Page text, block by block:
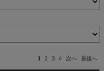
1 2 3 4 次へ 最後へ